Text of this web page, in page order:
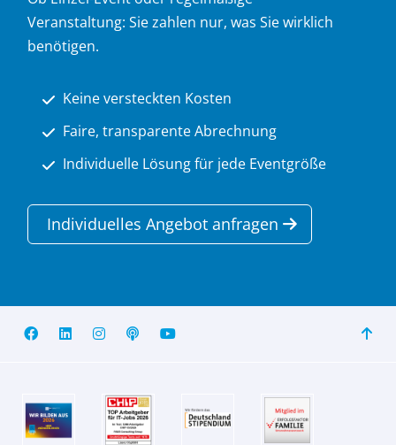
Veranstaltung: Sie zahlen nur, was Sie wirklich
benötigen.
Keine versteckten Kosten
Faire, transparente Abrechnung
Individuelle Lösung für jede Eventgröße
Individuelles Angebot anfragen